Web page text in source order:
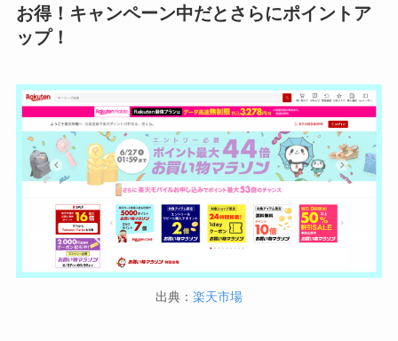
お得！キャンペーン中だとさらにポイントア
ップ！
出典： 楽天市場